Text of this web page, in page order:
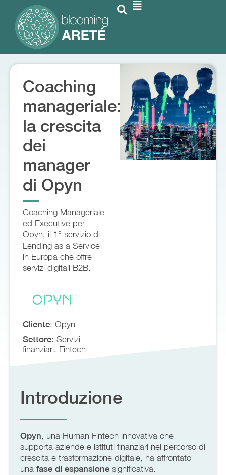
Coaching
manageriale:
la crescita
dei
manager
di Opyn
Coaching Manageriale
ed Executive per
Opyn, il 1° servizio di
Lending as a Service
in Europa che offre
servizi digitali B2B.
Cliente: Opyn
Settore: Servizi
finanziari, Fintech
Introduzione
Opyn, una Human Fintech innovativa che
supporta aziende e istituti finanziari nel percorso di
crescita e trasformazione digitale, ha affrontato
una fase di espansione significativa.